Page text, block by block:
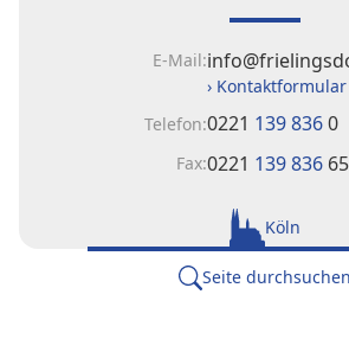
E-Mail:
› Kontaktformular
Telefon:0221 139 8360
Fax:0221 139 836 65
Köln
Seite durchsuchen